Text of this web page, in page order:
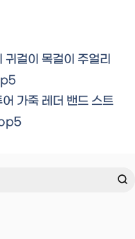
걸이 목걸이 주얼리
가죽 레더 밴드 스트